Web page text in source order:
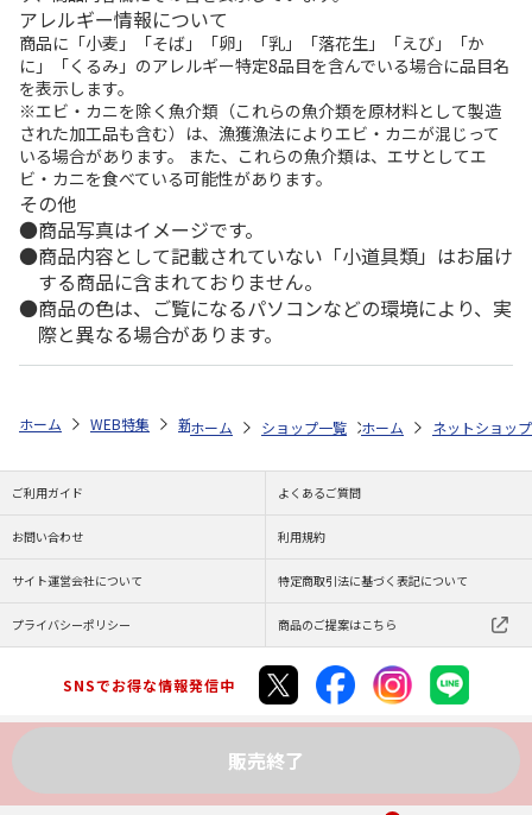
アレルギー情報について
商品に「小麦」「そば」「卵」「乳」「落花生」「えび」「か
に」「くるみ」のアレルギー特定8品目を含んでいる場合に品目名
を表示します。
※エビ・カニを除く魚介類（これらの魚介類を原材料として製造
された加工品も含む）は、漁獲漁法によりエビ・カニが混じって
いる場合があります。 また、これらの魚介類は、エサとしてエ
ビ・カニを食べている可能性があります。
その他
商品写真はイメージです。
商品内容として記載されていない「小道具類」はお届け
する商品に含まれておりません。
商品の色は、ご覧になるパソコンなどの環境により、実
際と異なる場合があります。
販売終了
ホーム WEB特集 新生活雑貨 全商品一覧 5,000円～10,000円未満
ホーム ショップ一覧 株式会社大和 木箱
ホーム ネットショップ
ご利用ガイド よくあるご質問
お問い合わせ 利用規約
サイト運営会社について 特定商取引法に基づく表記について
プライバシーポリシー 商品のご提案はこちら
SNSでお得な情報発信中